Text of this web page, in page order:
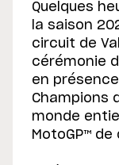
Quelques
la saison
circuit de
cérémonie
en
Champions
monde
MotoGP™ de